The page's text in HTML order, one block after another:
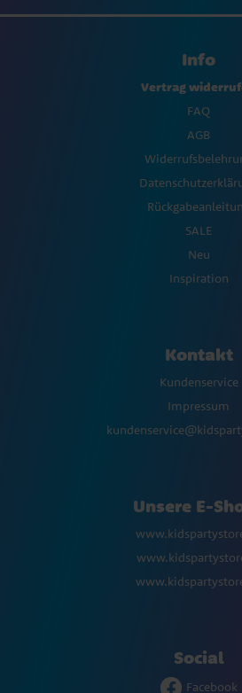
Info
Vertrag
FAQ
AGB
SALE
Neu
Inspiration
Kontakt
Kundenservice
Impressum
Unsere E-
Social
Facebook